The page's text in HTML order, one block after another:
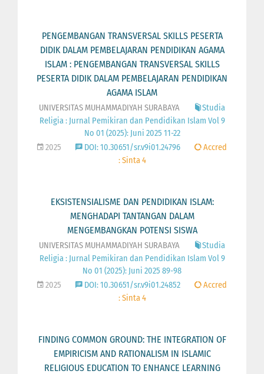
PENGEMBANGAN TRANSVERSAL SKILLS PESERTA
DIDIK DALAM PEMBELAJARAN PENDIDIKAN AGAMA
ISLAM : PENGEMBANGAN TRANSVERSAL SKILLS
PESERTA DIDIK DALAM PEMBELAJARAN PENDIDIKAN
AGAMA ISLAM
UNIVERSITAS MUHAMMADIYAH SURABAYA
Studia
Religia : Jurnal Pemikiran dan Pendidikan Islam Vol 9
No 01 (2025): Juni 2025 11-22
2025
DOI: 10.30651/sr.v9i01.24796
Accred
: Sinta 4
EKSISTENSIALISME DAN PENDIDIKAN ISLAM:
MENGHADAPI TANTANGAN DALAM
MENGEMBANGKAN POTENSI SISWA
UNIVERSITAS MUHAMMADIYAH SURABAYA
Studia
Religia : Jurnal Pemikiran dan Pendidikan Islam Vol 9
No 01 (2025): Juni 2025 89-98
2025
DOI: 10.30651/sr.v9i01.24852
Accred
: Sinta 4
FINDING COMMON GROUND: THE INTEGRATION OF
EMPIRICISM AND RATIONALISM IN ISLAMIC
RELIGIOUS EDUCATION TO ENHANCE LEARNING